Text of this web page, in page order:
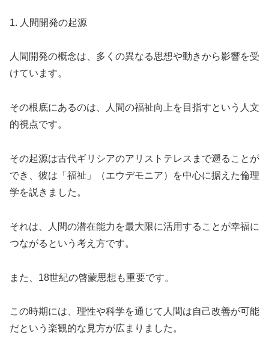
1. 人間開発の起源
人間開発の概念は、多くの異なる思想や動きから影響を受
けています。
その根底にあるのは、人間の福祉向上を目指すという人文
的視点です。
その起源は古代ギリシアのアリストテレスまで遡ることが
でき、彼は「福祉」（エウデモニア）を中心に据えた倫理
学を説きました。
それは、人間の潜在能力を最大限に活用することが幸福に
つながるという考え方です。
また、18世紀の啓蒙思想も重要です。
この時期には、理性や科学を通じて人間は自己改善が可能
だという楽観的な見方が広まりました。